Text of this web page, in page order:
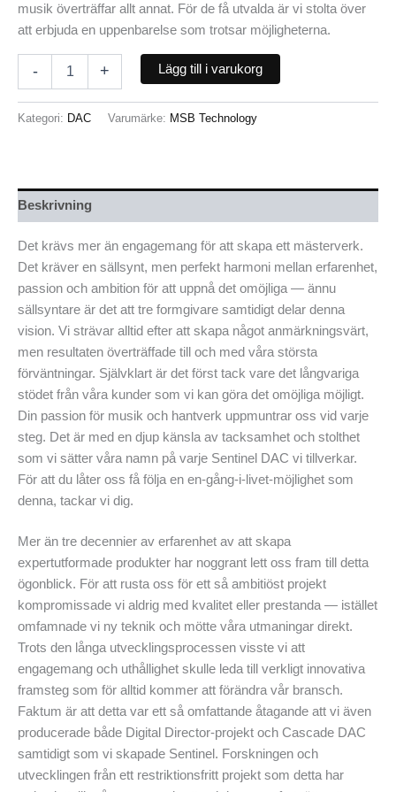
musik överträffar allt annat. För de få utvalda är vi stolta över
att erbjuda en uppenbarelse som trotsar möjligheterna.
- + Lägg till i varukorg
Kategori: DAC Varumärke: MSB Technology
Beskrivning
Det krävs mer än engagemang för att skapa ett mästerverk.
Det kräver en sällsynt, men perfekt harmoni mellan erfarenhet,
passion och ambition för att uppnå det omöjliga — ännu
sällsyntare är det att tre formgivare samtidigt delar denna
vision. Vi strävar alltid efter att skapa något anmärkningsvärt,
men resultaten överträffade till och med våra största
förväntningar. Självklart är det först tack vare det långvariga
stödet från våra kunder som vi kan göra det omöjliga möjligt.
Din passion för musik och hantverk uppmuntrar oss vid varje
steg. Det är med en djup känsla av tacksamhet och stolthet
som vi sätter våra namn på varje Sentinel DAC vi tillverkar.
För att du låter oss få följa en en-gång-i-livet-möjlighet som
denna, tackar vi dig.
Mer än tre decennier av erfarenhet av att skapa
expertutformade produkter har noggrant lett oss fram till detta
ögonblick. För att rusta oss för ett så ambitiöst projekt
kompromissade vi aldrig med kvalitet eller prestanda — istället
omfamnade vi ny teknik och mötte våra utmaningar direkt.
Trots den långa utvecklingsprocessen visste vi att
engagemang och uthållighet skulle leda till verkligt innovativa
framsteg som för alltid kommer att förändra vår bransch.
Faktum är att detta var ett så omfattande åtagande att vi även
producerade både Digital Director-projekt och Cascade DAC
samtidigt som vi skapade Sentinel. Forskningen och
utvecklingen från ett restriktionsfritt projekt som detta har